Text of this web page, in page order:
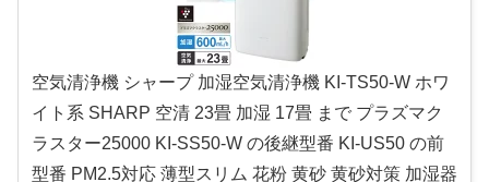
空気清浄機 シャープ 加湿空気清浄機 KI-TS50-W ホワ
イト系 SHARP 空清 23畳 加湿 17畳 まで プラズマク
ラスター25000 KI-SS50-W の後継型番 KI-US50 の前
型番 PM2.5対応 薄型スリム 花粉 黄砂 黄砂対策 加湿器